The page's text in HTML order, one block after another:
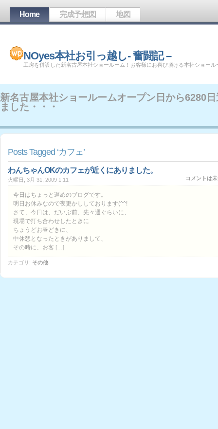
Home 完成予想図 地図
NOyes本社お引っ越し- 奮闘記 –
工房を併設した新名古屋本社ショールーム！お客様にお喜び頂ける本社ショール
新名古屋本社ショールームオープン日から6280
ました・・・
Posts Tagged ‘カフェ’
わんちゃんOKのカフェが近くにありました。
火曜日, 3月 31, 2009 1:11 コメントは
今日はちょっと遅めのブログです。
明日お休みなので夜更かししております(^^!
さて、今日は、だいぶ前、先々週ぐらいに、
現場で打ち合わせしたときに
ちょうどお昼どきに、
中休憩となったときがありまして、
その時に、お客 […]
カテゴリ: その他